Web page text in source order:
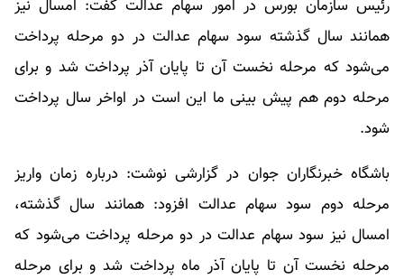
رئیس سازمان بورس در امور سهام عدالت گفت: امسال نیز
همانند سال گذشته سود سهام عدالت در دو مرحله پرداخت
می‌شود که مرحله نخست آن تا پایان آذر پرداخت شد و برای
مرحله دوم هم پیش بینی ما این است در اواخر سال پرداخت
شود.
باشگاه خبرنگاران جوان در گزارشی نوشت: درباره زمان واریز
مرحله دوم سود سهام عدالت افزود: همانند سال گذشته،
امسال نیز سود سهام عدالت در دو مرحله پرداخت می‌شود که
مرحله نخست آن تا پایان آذر ماه پرداخت شد و برای مرحله